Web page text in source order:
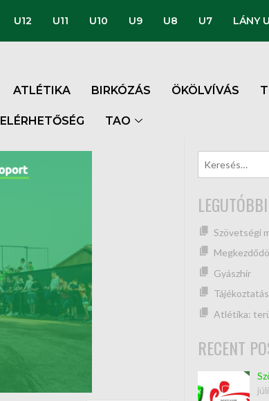
U12 U11 U10 U9 U8 U7 LÁNY
ATLÉTIKA BIRKÓZÁS ÖKÖLVÍVÁS
ELÉRHETŐSÉG TAO
Szövetségi
Gyászhír
Atlétika:
RECENT